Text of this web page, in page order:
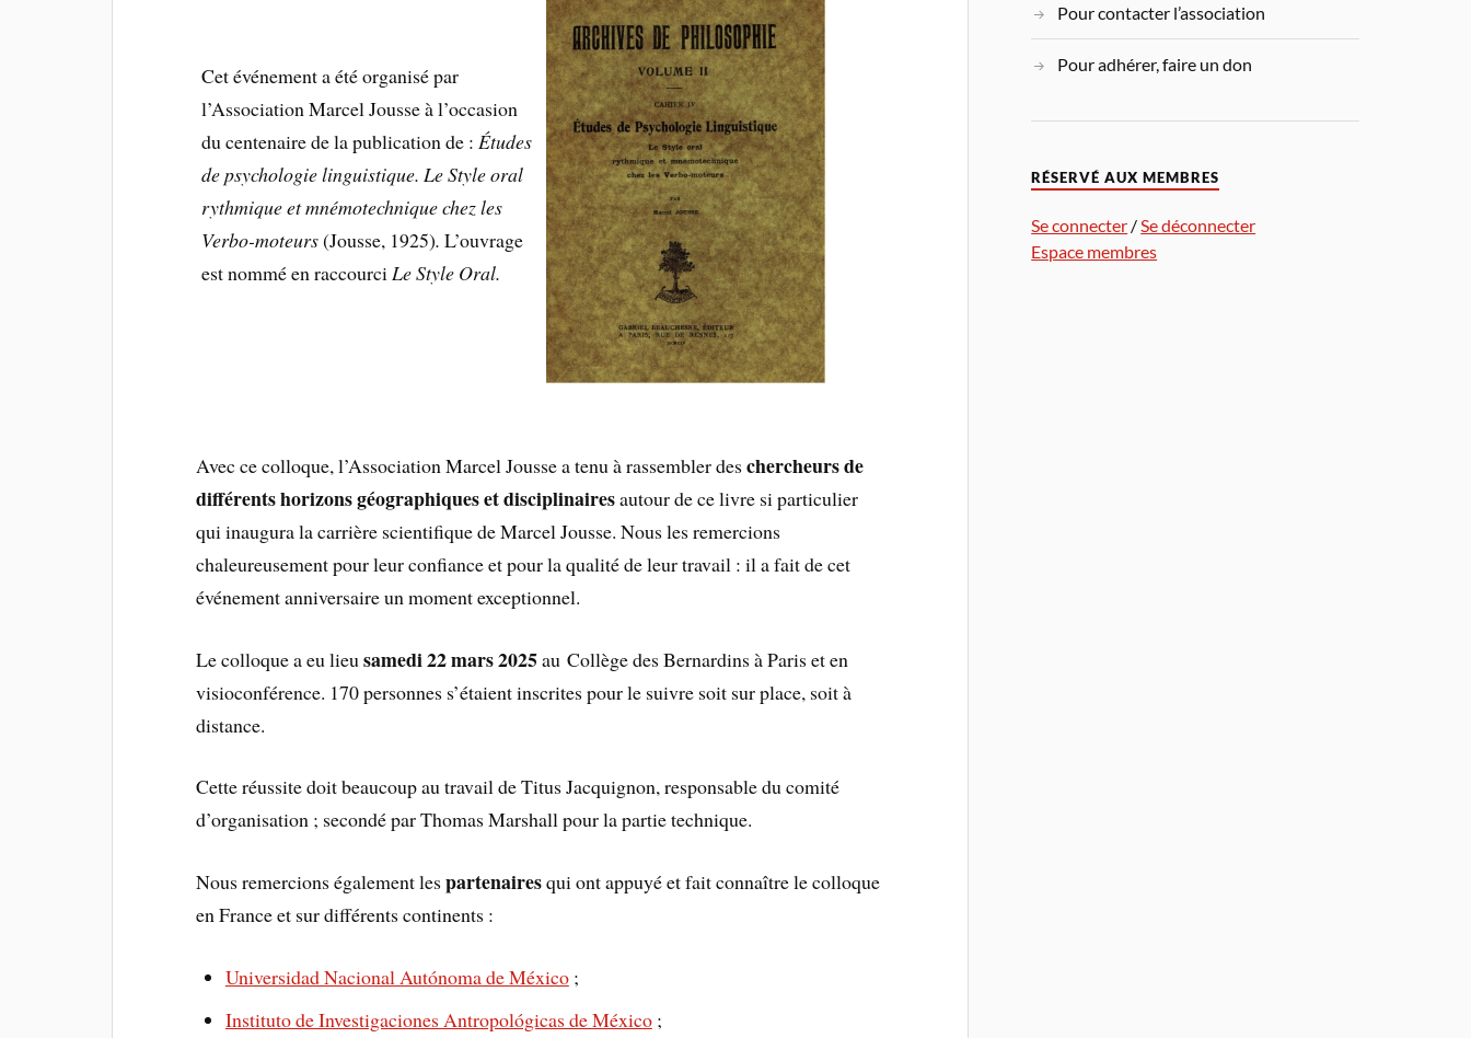
Cet événement a été organisé par
l’Association Marcel Jousse à l’occasion
du centenaire de la publication de :Études
de psychologie linguistique. Le Style oral
rythmique et mnémotechnique chez les
Verbo-moteurs(Jousse, 1925). L’ouvrage
est nommé en raccourciLe Style Oral.
Avec ce colloque, l’Association Marcel Jousse a tenu à rassembler deschercheurs de
différents horizons géographiques et disciplinairesautour de ce livre si particulier
qui inaugura la carrière scientifique de Marcel Jousse. Nous les remercions
chaleureusement pour leur confiance et pour la qualité de leur travail : il a fait de cet
événement anniversaire un moment exceptionnel.
Le colloque a eu lieusamedi 22 mars 2025au Collège des Bernardins à Paris et en
visioconférence. 170 personnes s’étaient inscrites pour le suivre soit sur place, soit à
distance.
Cette réussite doit beaucoup au travail de Titus Jacquignon, responsable du comité
d’organisation ; secondé par Thomas Marshall pour la partie technique.
Nous remercions également lespartenairesqui ont appuyé et fait connaître le colloque
en France et sur différents continents :
Universidad Nacional Autónoma de México;
Instituto de Investigaciones Antropológicas de México;
Pour contacter l’association
Pour adhérer, faire un don
RÉSERVÉ AUX MEMBRES
Se connecter /Se déconnecter
Espace membres